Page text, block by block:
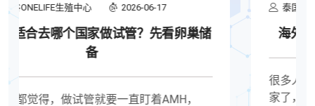
泰国曼谷ONELIFE生殖中心
海外试管国家怎么比较？不要只看成功率
很多人了解了海外试管，但是又不知道选哪个国
家了，海外试管国家选择不仅要看成功率，还要